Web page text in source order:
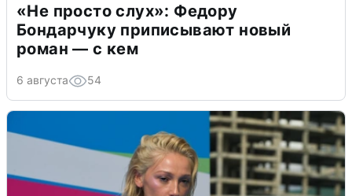
«Не просто слух»: Федору
Бондарчуку приписывают новый
роман — с кем
6 августа 54